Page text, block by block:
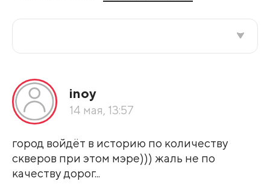
По рейтингу
Развернуть все
inoy
14 мая, 13:57
город войдёт в историю по количеству
скверов при этом мэре))) жаль не по
качеству дорог...